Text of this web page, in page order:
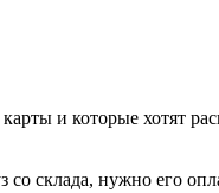
и которые хотят
со склада, нужно его